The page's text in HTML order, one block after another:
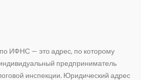
ИФНС — это адрес, по которому
предприниматель
инспекции. Юридический адрес